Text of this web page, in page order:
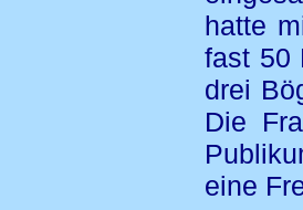
hatte
fast 50
drei
Die
eine